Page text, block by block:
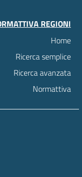
REGIONI
Home
Ricerca semplice
Ricerca avanzata
Normattiva